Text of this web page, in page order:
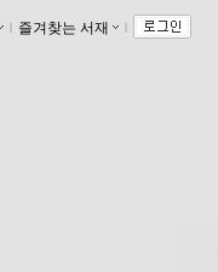
ｌ 즐겨찾는 서재 ｌ